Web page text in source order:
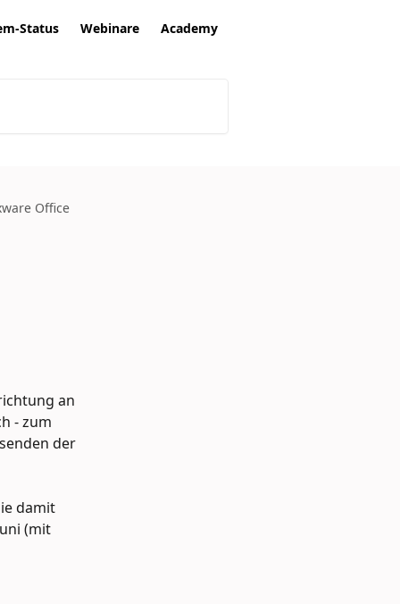
Status Webinare Academy
Office
an
- zum
der
damit
(mit